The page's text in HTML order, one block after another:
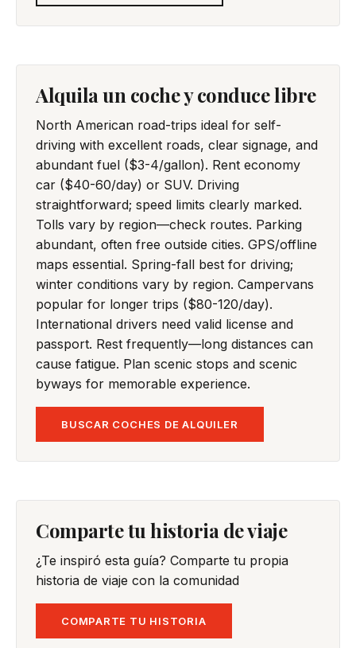
Alquila un coche y conduce libre
North American road-trips ideal for self-
driving with excellent roads, clear signage, and
abundant fuel ($3-4/gallon). Rent economy
car ($40-60/day) or SUV. Driving
straightforward; speed limits clearly marked.
Tolls vary by region—check routes. Parking
abundant, often free outside cities. GPS/offline
maps essential. Spring-fall best for driving;
winter conditions vary by region. Campervans
popular for longer trips ($80-120/day).
International drivers need valid license and
passport. Rest frequently—long distances can
cause fatigue. Plan scenic stops and scenic
byways for memorable experience.
BUSCAR COCHES DE ALQUILER
Comparte tu historia de viaje
¿Te inspiró esta guía? Comparte tu propia
historia de viaje con la comunidad
COMPARTE TU HISTORIA